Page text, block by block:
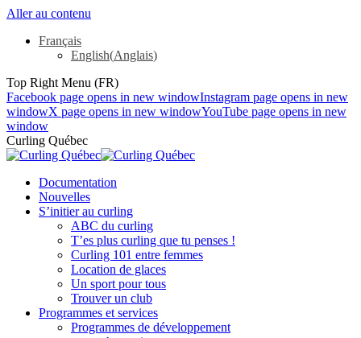
Aller au contenu
Français
English(Anglais)
Top Right Menu (FR)
Facebook page opens in new windowInstagram page opens in new
windowX page opens in new windowYouTube page opens in new
window
Curling Québec
Documentation
Nouvelles
S’initier au curling
ABC du curling
T’es plus curling que tu penses !
Curling 101 entre femmes
Location de glaces
Un sport pour tous
Trouver un club
Programmes et services
Programmes de développement